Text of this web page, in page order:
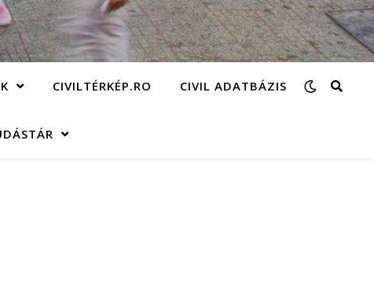
CIVILTÉRKÉP.RO CIVIL ADATBÁZIS